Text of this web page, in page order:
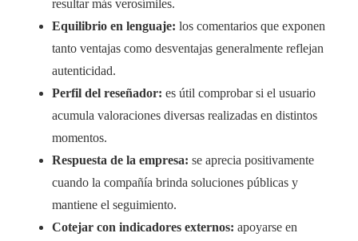
resultar más verosímiles.
Equilibrio en lenguaje: los comentarios que exponen
tanto ventajas como desventajas generalmente reflejan
autenticidad.
Perfil del reseñador: es útil comprobar si el usuario
acumula valoraciones diversas realizadas en distintos
momentos.
Respuesta de la empresa: se aprecia positivamente
cuando la compañía brinda soluciones públicas y
mantiene el seguimiento.
Cotejar con indicadores externos: apoyarse en